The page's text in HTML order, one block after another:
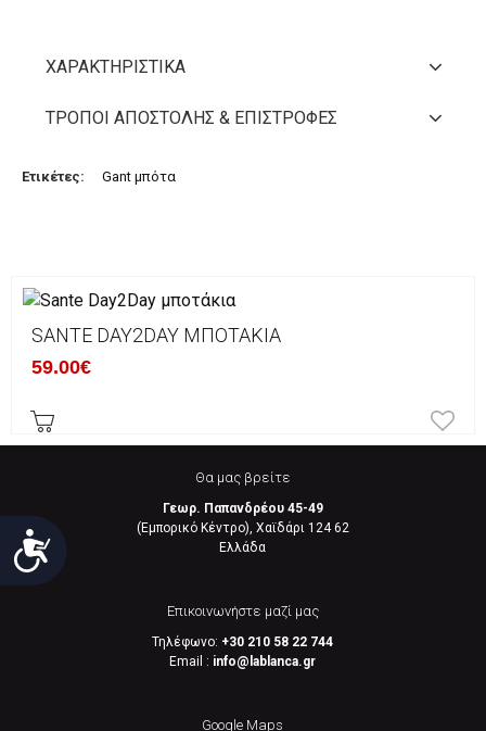
Προσιτότητα
ΧΑΡΑΚΤΗΡΙΣΤΙΚΆ
ΤΡΌΠΟΙ ΑΠΟΣΤΟΛΉΣ & ΕΠΙΣΤΡΟΦΈΣ
Ετικέτες: Gant μπότα
SANTE DAY2DAY ΜΠΟΤΆΚΙΑ
59.00€
Θα μας βρείτε
Γεωρ. Παπανδρέου 45-49
(Εμπορικό Κέντρο), Χαϊδάρι 124 62
Eλλάδα
Επικοινωνήστε μαζί μας
Τηλέφωνο: +30 210 58 22 744
Email : info@lablanca.gr
Google Maps